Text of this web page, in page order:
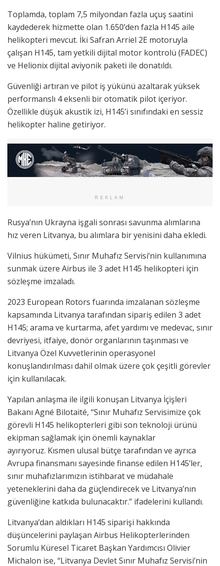
Toplamda, toplam 7,5 milyondan fazla uçuş saatini
kaydederek hizmette olan 1.650’den fazla H145 aile
helikopteri mevcut. İki Safran Arriel 2E motoruyla
çalışan H145, tam yetkili dijital motor kontrolü (FADEC)
ve Helionix dijital aviyonik paketi ile donatıldı.
Güvenliği artıran ve pilot iş yükünü azaltarak yüksek
performanslı 4 eksenli bir otomatik pilot içeriyor.
Özellikle düşük akustik izi, H145’i sınıfındaki en sessiz
helikopter haline getiriyor.
REKLAM
Rusya’nın Ukrayna işgali sonrası savunma alımlarına
hız veren Litvanya, bu alımlara bir yenisini daha ekledi.
Vilnius hükümeti, Sınır Muhafız Servisi’nin kullanımına
sunmak üzere Airbus ile 3 adet H145 helikopteri için
sözleşme imzaladı.
2023 European Rotors fuarında imzalanan sözleşme
kapsamında Litvanya tarafından sipariş edilen 3 adet
H145; arama ve kurtarma, afet yardımı ve medevac, sınır
devriyesi, itfaiye, donör organlarının taşınması ve
Litvanya Özel Kuvvetlerinin operasyonel
konuşlandırılması dahil olmak üzere çok çeşitli görevler
için kullanılacak.
Yapılan anlaşma ile ilgili konuşan Litvanya İçişleri
Bakanı Agné Bilotaité, “Sınır Muhafız Servisimize çok
görevli H145 helikopterleri gibi son teknoloji ürünü
ekipman sağlamak için önemli kaynaklar
ayırıyoruz. Kısmen ulusal bütçe tarafından ve ayrıca
Avrupa finansmanı sayesinde finanse edilen H145’ler,
sınır muhafızlarımızın istihbarat ve müdahale
yeteneklerini daha da güçlendirecek ve Litvanya’nın
güvenliğine katkıda bulunacaktır.” ifadelerini kullandı.
Litvanya’dan aldıkları H145 siparişi hakkında
düşüncelerini paylaşan Airbus Helikopterlerinden
Sorumlu Küresel Ticaret Başkan Yardımcısı Olivier
Michalon ise, “Litvanya Devlet Sınır Muhafız Servisi’nin